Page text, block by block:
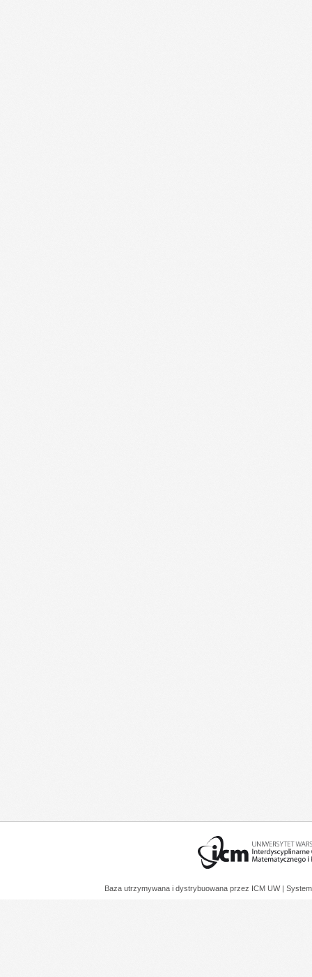
Baza utrzymywana i dystrybuowana przez ICM UW |